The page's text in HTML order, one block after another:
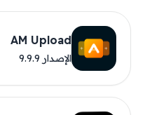
AM Upload
الإصدار 9.9.9